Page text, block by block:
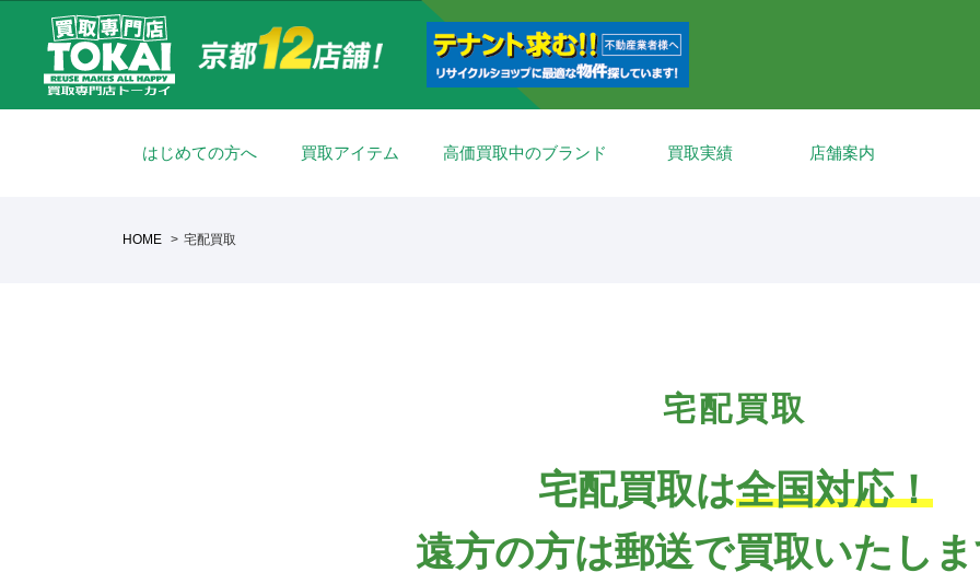
はじめての方へ 買取アイテム 高価買取中のブランド 買取実績 店舗案内
HOME 宅配買取
宅配買取
宅配買取は全国対応！
遠方の方は郵送で買取いたし